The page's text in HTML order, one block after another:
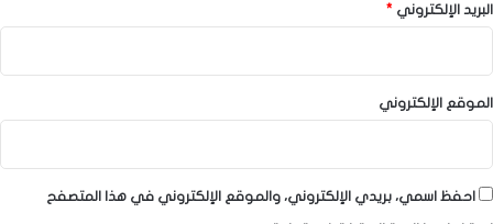
البريد الإلكتروني *
الموقع الإلكتروني
احفظ اسمي، بريدي الإلكتروني، والموقع الإلكتروني في هذا المتصفح